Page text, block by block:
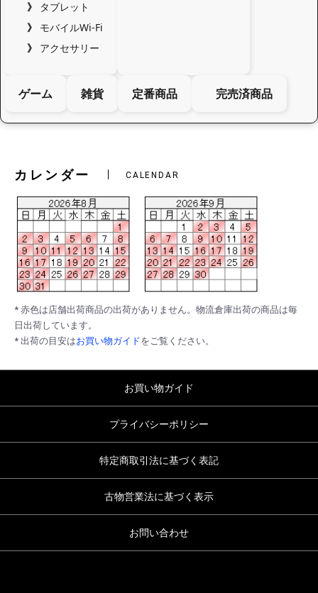
タブレット
モバイルWi-Fi
アクセサリー
ゲーム 雑貨 定番商品 完売済商品
カレンダー CALENDAR
* 赤色は店舗出荷商品の出荷がありません。物流倉庫出荷の商品は毎
日出荷しています。
* 出荷の目安はお買い物ガイドをご覧ください。
お買い物ガイド
プライバシーポリシー
特定商取引法に基づく表記
古物営業法に基づく表示
お問い合わせ